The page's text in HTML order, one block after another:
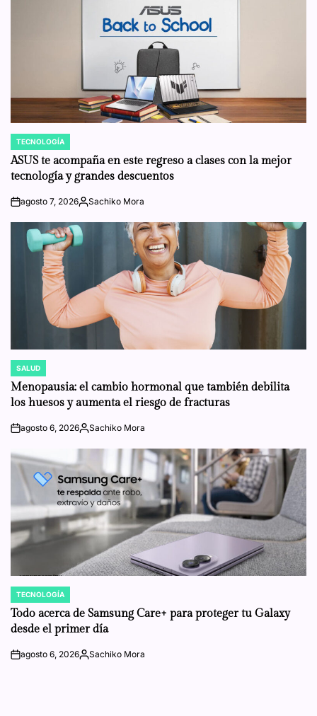
POSTED
IN
TECNOLOGÍA
ASUS te acompaña en este regreso a clases con la mejor
tecnología y grandes descuentos
onagosto 7, 2026Posted
Sachiko Mora
POSTED
IN
SALUD
Menopausia: el cambio hormonal que también debilita
los huesos y aumenta el riesgo de fracturas
onagosto 6, 2026Posted
Sachiko Mora
POSTED
IN
TECNOLOGÍA
Todo acerca de Samsung Care+ para proteger tu Galaxy
desde el primer día
onagosto 6, 2026Posted
Sachiko Mora